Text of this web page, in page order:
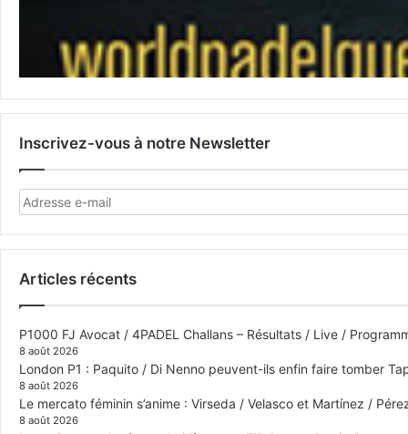
Inscrivez-vous à notre Newsletter
Articles récents
P1000 FJ Avocat / 4PADEL Challans – Résultats / Live /
8 août 2026
London P1 : Paquito / Di Nenno peuvent-ils enfin faire tomber
8 août 2026
Le mercato féminin s’anime : Virseda / Velasco et Martínez /
8 août 2026